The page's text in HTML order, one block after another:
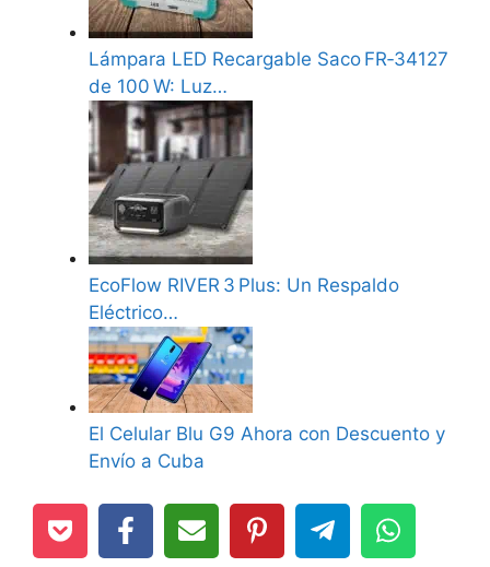
Lámpara LED Recargable Saco FR‑34127
de 100 W: Luz…
EcoFlow RIVER 3 Plus: Un Respaldo
Eléctrico…
El Celular Blu G9 Ahora con Descuento y
Envío a Cuba